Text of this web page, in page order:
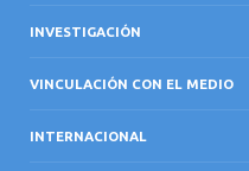
INVESTIGACIÓN
VINCULACIÓN CON EL MEDIO
INTERNACIONAL